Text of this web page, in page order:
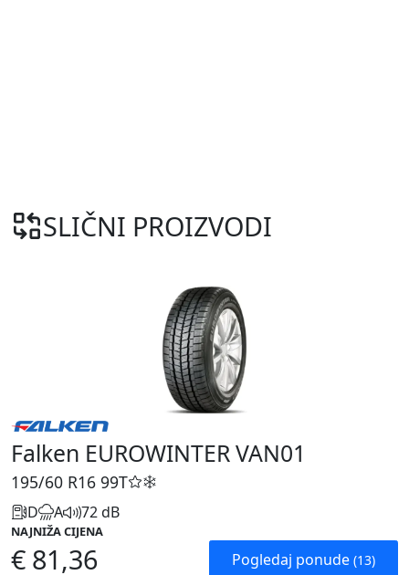
SLIČNI PROIZVODI
Falken EUROWINTER VAN01
195/60 R16 99T
D A 72 dB
NAJNIŽA CIJENA
€ 81,36 Pogledaj ponude (13)